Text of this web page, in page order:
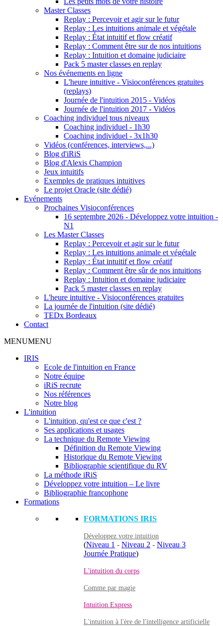
Master Classes
Replay : Percevoir et agir sur le futur
Replay : Les intuitions animale et végétale
Replay : État intuitif et flow créatif
Replay : Comment être sur de nos intuitions
Replay : Intuition et domaine judiciaire
Pack 5 master classes en replay
Nos événements en ligne
L'heure intuitive - Visioconférences gratuites
(replays)
Journée de l'intuition 2015 - Vidéos
Journée de l'intuition 2017 - Vidéos
Coaching individuel tous niveaux
Coaching individuel - 1h30
Coaching individuel - 3x1h30
Vidéos (conférences, interviews,...)
Blog d'iRiS
Blog d'Alexis Champion
Jeux intuitifs
Exemples de pratiques intuitives
Le projet Oracle (site dédié)
Evénements
Prochaines Visioconférences
16 septembre 2026 - Développez votre intuition -
N1
Les Master Classes
Replay : Percevoir et agir sur le futur
Replay : Les intuitions animale et végétale
Replay : État intuitif et flow créatif
Replay : Comment être sûr de nos intuitions
Replay : Intuition et domaine judiciaire
Pack 5 master classes en replay
L'heure intuitive - Visioconférences gratuites
La journée de l'intuition (site dédié)
TEDx Bordeaux
Contact
MENUMENU
IRIS
Ecole de l'intuition en France
Notre équipe
iRiS recrute
Nos références
Notre blog
L'intuition
L'intuition, qu'est ce que c'est ?
Ses applications et usages
La technique du Remote Viewing
Définition du Remote Viewing
Historique du Remote Viewing
Bibliographie scientifique du RV
La méthode iRiS
Développez votre intuition – Le livre
Bibliographie francophone
Formations
FORMATIONS IRIS
Développez votre intuition
(Niveau 1 - Niveau 2 - Niveau 3
Journée Pratique)
L'intuition du corps
Comme par magie
Intuition Express
L'intuition à l'ère de l'intelligence artificielle